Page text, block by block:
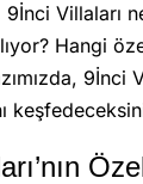
Villaları
Hangi
9İnci